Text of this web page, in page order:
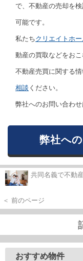
で、不動産の売却を
可能です。
私たちクリエイトホ
動産の買取などをおこ
不動産売買に関する
相談 ください。
弊社へのお問い合わ
弊社へ
共同名義で不動産
＜ 前のページ
おすすめ物件